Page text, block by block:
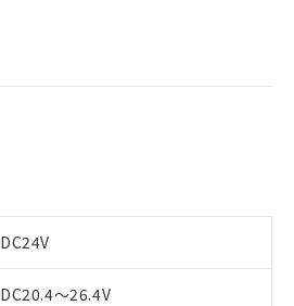
DC24V
DC20.4～26.4V